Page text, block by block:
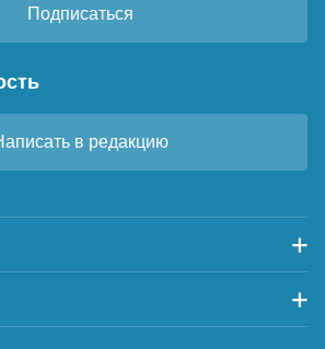
Подписаться
в редакцию